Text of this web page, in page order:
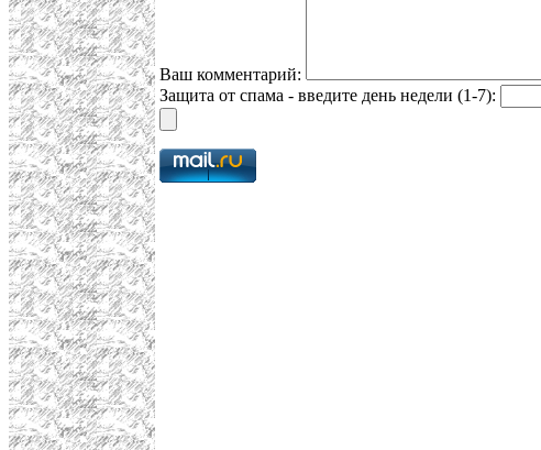
Ваш комментарий:
Защита от спама - введите день недели (1-7):